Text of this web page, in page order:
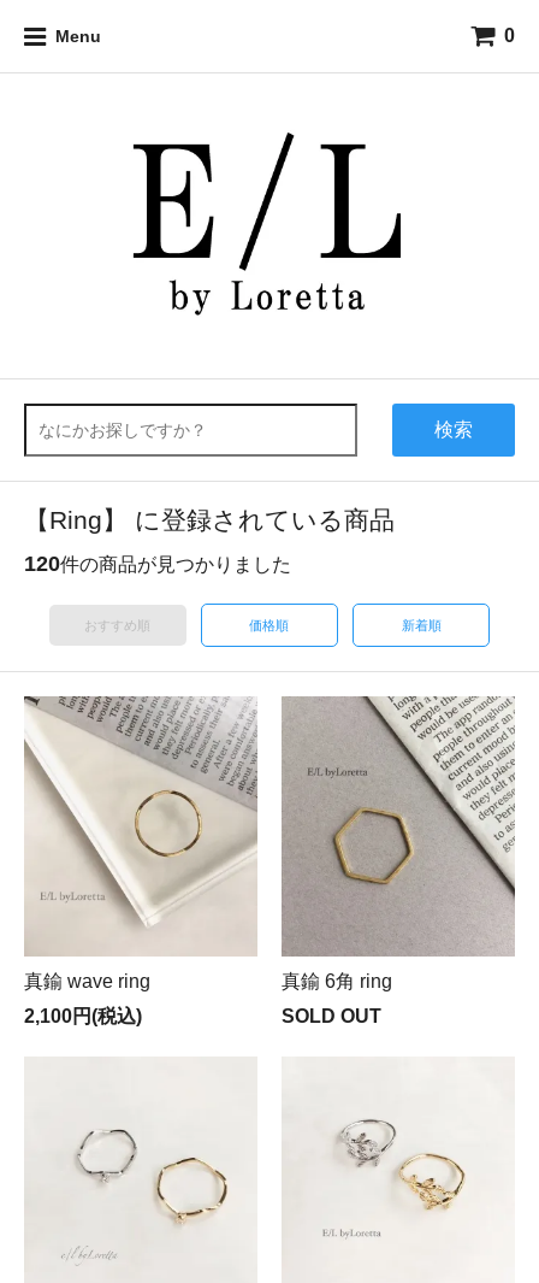
Menu 0
検索
【Ring】 に登録されている商品
120件の商品が見つかりました
おすすめ順 価格順 新着順
真鍮 wave ring
2,100円(税込)
真鍮 6角 ring
SOLD OUT